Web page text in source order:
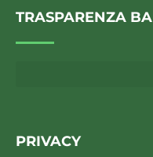
TRASPARENZA
PRIVACY